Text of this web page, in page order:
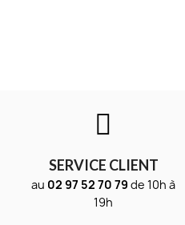
SERVICE CLIENT
au 02 97 52 70 79 de 10h à
19h